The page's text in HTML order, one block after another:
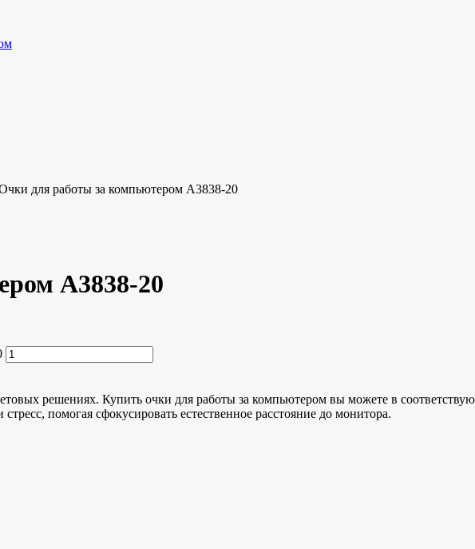
для работы за компьютером A3838-20
A3838-20
решениях. Купить очки для работы за компьютером вы можете в
помогая сфокусировать естественное расстояние до монитора.